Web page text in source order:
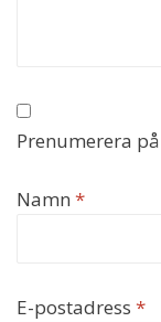
Prenumerera
Namn *
E-postadress *